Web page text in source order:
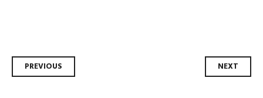
Post
PREVIOUS NEXT